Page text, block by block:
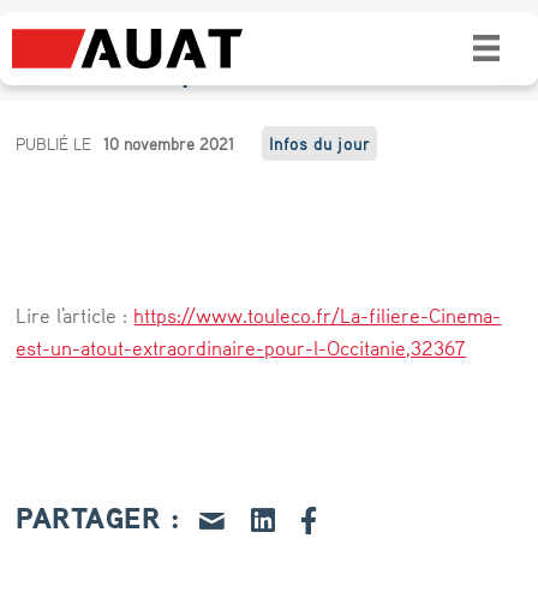
« La filière cinéma est un atout
extraordinaire pour l’Occitanie »
«
i
l
e
PUBLIÉ LE 10 novembre 2021 Infos du jour
Lire l'article : https://www.touleco.fr/La-filiere-Cinema-
est-un-atout-extraordinaire-pour-l-Occitanie,32367
PARTAGER :